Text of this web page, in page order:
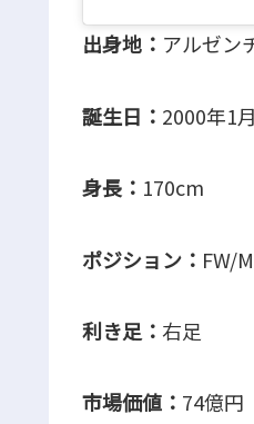
出身地： アルゼン
誕生日： 2000年1
身長：
ポジション： FW/
利き足： 右足
市場価値： 74億円